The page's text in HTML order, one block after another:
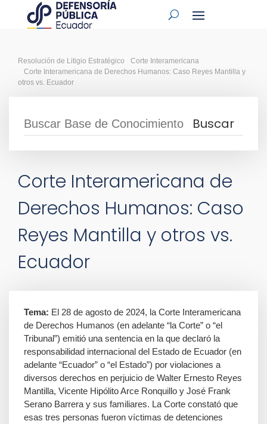
Resolución de Litigio Estratégico
Corte Interamericana
Corte Interamericana de Derechos Humanos: Caso Reyes Mantilla y
otros vs. Ecuador
Corte Interamericana de
Derechos Humanos: Caso
Reyes Mantilla y otros vs.
Ecuador
Tema: El 28 de agosto de 2024, la Corte Interamericana
de Derechos Humanos (en adelante “la Corte” o “el
Tribunal”) emitió una sentencia en la que declaró la
responsabilidad internacional del Estado de Ecuador (en
adelante “Ecuador” o “el Estado”) por violaciones a
diversos derechos en perjuicio de Walter Ernesto Reyes
Mantilla, Vicente Hipólito Arce Ronquillo y José Frank
Serano Barrera y sus familiares. La Corte constató que
esas tres personas fueron víctimas de detenciones